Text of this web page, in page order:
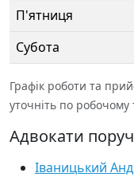
П'ятниця
Субота
Графік роботи та
уточніть по
Адвокати поруч
Іваницький